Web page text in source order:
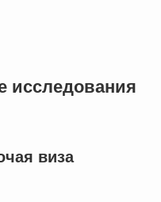
исследования
виза